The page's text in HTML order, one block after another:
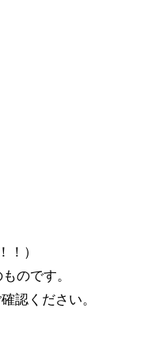
！）
のです。
認ください。